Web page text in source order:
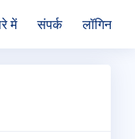
में संपर्क लॉगिन